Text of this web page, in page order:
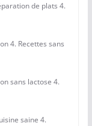
de plats 4.
4. Recettes sans
sans lactose 4.
saine 4.